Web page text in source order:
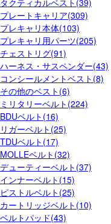
タクティカルベスト(39)
プレートキャリア(309)
プレキャリ本体(103)
プレキャリ用パーツ(205)
チェストリグ(91)
ハーネス・サスペンダー(43)
コンシールメントベスト(8)
その他のベスト(6)
ミリタリーベルト(224)
BDUベルト(16)
リガーベルト(25)
TDUベルト(17)
MOLLEベルト(32)
デューティーベルト(37)
インナーベルト(15)
ピストルベルト(25)
カートリッジベルト(10)
ベルトパッド(43)